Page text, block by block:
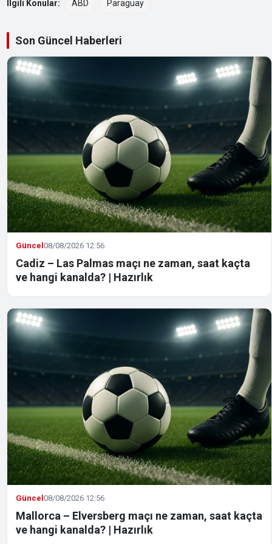
İlgili Konular: ABD Paraguay
Son Güncel Haberleri
Güncel08/08/2026 12:56
Cadiz – Las Palmas maçı ne zaman, saat kaçta
ve hangi kanalda? | Hazırlık
Güncel08/08/2026 12:56
Mallorca – Elversberg maçı ne zaman, saat kaçta
ve hangi kanalda? | Hazırlık